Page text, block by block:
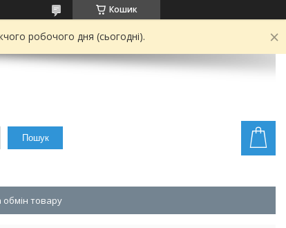
Кошик
робочого дня (сьогодні).
Пошук
товару